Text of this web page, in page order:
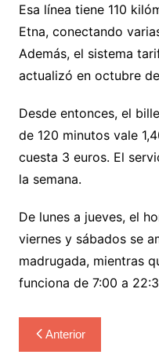
Esa línea tiene 110
Etna, conectando
Además, el sistema
actualizó en octubre
Desde entonces, el
de 120 minutos vale
cuesta 3 euros. El
la semana.
De lunes a jueves, el
viernes y sábados se
madrugada, mientras
funciona de 7:00 a
Navegación
de
Anterior